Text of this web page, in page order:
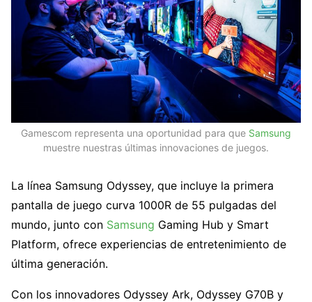
Gamescom representa una oportunidad para que Samsung
muestre nuestras últimas innovaciones de juegos.
La línea Samsung Odyssey, que incluye la primera
pantalla de juego curva 1000R de 55 pulgadas del
mundo, junto con Samsung Gaming Hub y Smart
Platform, ofrece experiencias de entretenimiento de
última generación.
Con los innovadores Odyssey Ark, Odyssey G70B y